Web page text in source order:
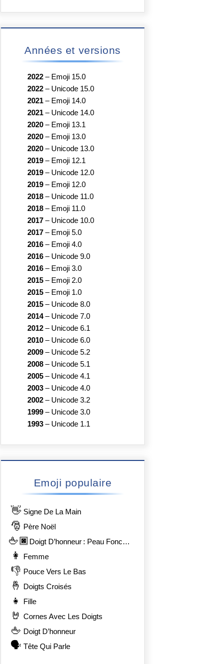
Années et versions
2022 – Emoji 15.0
2022 – Unicode 15.0
2021 – Emoji 14.0
2021 – Unicode 14.0
2020 – Emoji 13.1
2020 – Emoji 13.0
2020 – Unicode 13.0
2019 – Emoji 12.1
2019 – Unicode 12.0
2019 – Emoji 12.0
2018 – Unicode 11.0
2018 – Emoji 11.0
2017 – Unicode 10.0
2017 – Emoji 5.0
2016 – Emoji 4.0
2016 – Unicode 9.0
2016 – Emoji 3.0
2015 – Emoji 2.0
2015 – Emoji 1.0
2015 – Unicode 8.0
2014– Unicode 7.0
2012 – Unicode 6.1
2010 – Unicode 6.0
2009 – Unicode 5.2
2008 – Unicode 5.1
2005 – Unicode 4.1
2003 – Unicode 4.0
2002 – Unicode 3.2
1999 – Unicode 3.0
1993 – Unicode 1.1
Emoji populaire
👋 Signe De La Main
🎅 Père Noël
🖕🏿 Doigt D’honneur : Peau Foncée
👩 Femme
👎 Pouce Vers Le Bas
🤞 Doigts Croisés
👧 Fille
🤘 Cornes Avec Les Doigts
🖕 Doigt D’honneur
🗣️ Tête Qui Parle